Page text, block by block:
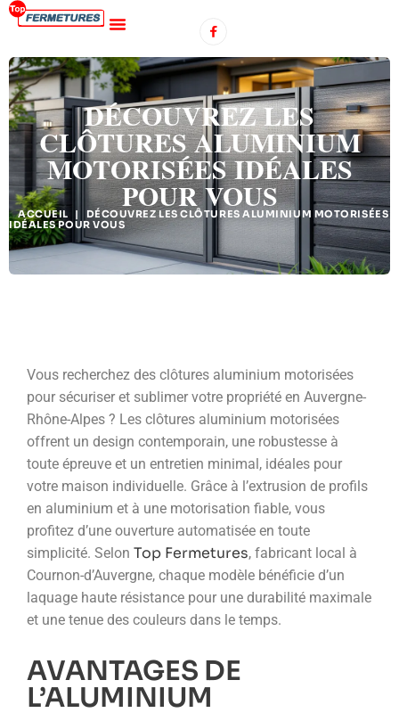
DÉCOUVREZ LES
CLÔTURES ALUMINIUM
MOTORISÉES IDÉALES
POUR VOUS
ACCUEIL |
DÉCOUVREZ LES CLÔTURES ALUMINIUM MOTORISÉES
IDÉALES POUR VOUS
Vous recherchez des clôtures aluminium motorisées
pour sécuriser et sublimer votre propriété en Auvergne-
Rhône-Alpes ? Les clôtures aluminium motorisées
offrent un design contemporain, une robustesse à
toute épreuve et un entretien minimal, idéales pour
votre maison individuelle. Grâce à l’extrusion de profils
en aluminium et à une motorisation fiable, vous
profitez d’une ouverture automatisée en toute
simplicité. Selon Top Fermetures, fabricant local à
Cournon-d’Auvergne, chaque modèle bénéficie d’un
laquage haute résistance pour une durabilité maximale
et une tenue des couleurs dans le temps.
AVANTAGES DE
L’ALUMINIUM